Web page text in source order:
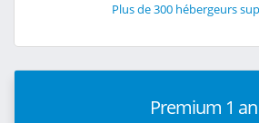
Plus de 300 hébergeurs
Premium 1 an